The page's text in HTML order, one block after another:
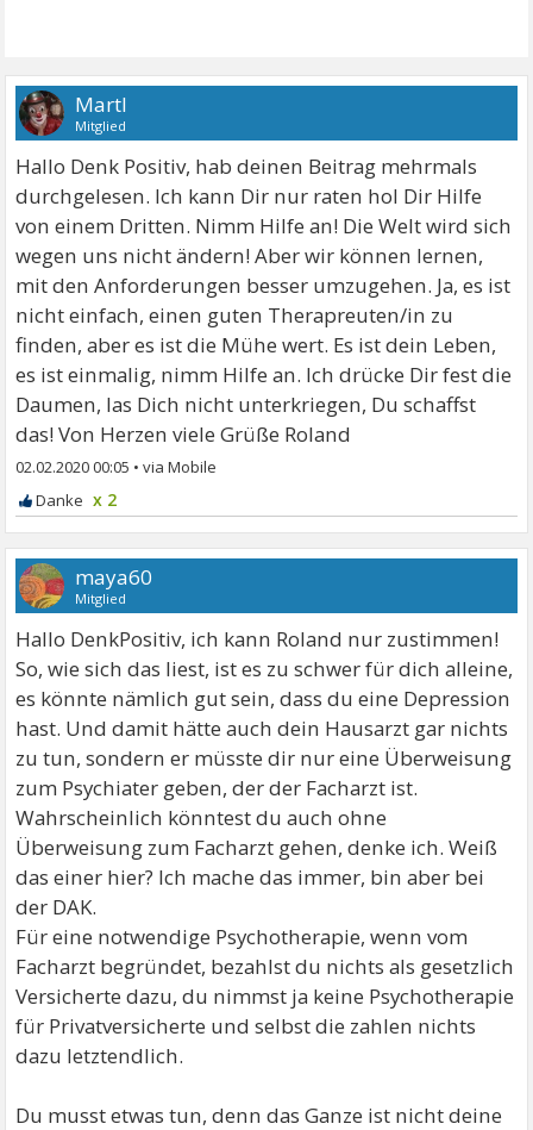
Martl
Mitglied
Hallo Denk Positiv, hab deinen Beitrag mehrmals
durchgelesen. Ich kann Dir nur raten hol Dir Hilfe
von einem Dritten. Nimm Hilfe an! Die Welt wird sich
wegen uns nicht ändern! Aber wir können lernen,
mit den Anforderungen besser umzugehen. Ja, es ist
nicht einfach, einen guten Therapreuten/in zu
finden, aber es ist die Mühe wert. Es ist dein Leben,
es ist einmalig, nimm Hilfe an. Ich drücke Dir fest die
Daumen, las Dich nicht unterkriegen, Du schaffst
das! Von Herzen viele Grüße Roland
02.02.2020 00:05 •
x 2
maya60
Mitglied
Hallo DenkPositiv, ich kann Roland nur zustimmen!
So, wie sich das liest, ist es zu schwer für dich alleine,
es könnte nämlich gut sein, dass du eine Depression
hast. Und damit hätte auch dein Hausarzt gar nichts
zu tun, sondern er müsste dir nur eine Überweisung
zum Psychiater geben, der der Facharzt ist.
Wahrscheinlich könntest du auch ohne
Überweisung zum Facharzt gehen, denke ich. Weiß
das einer hier? Ich mache das immer, bin aber bei
der DAK.
Für eine notwendige Psychotherapie, wenn vom
Facharzt begründet, bezahlst du nichts als gesetzlich
Versicherte dazu, du nimmst ja keine Psychotherapie
für Privatversicherte und selbst die zahlen nichts
dazu letztendlich.
Du musst etwas tun, denn das Ganze ist nicht deine